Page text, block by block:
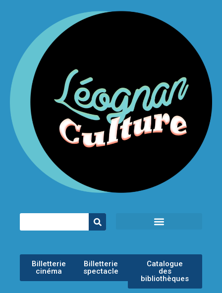
Billetterie
cinéma
Billetterie
spectacle
Catalogue
des
bibliothèques